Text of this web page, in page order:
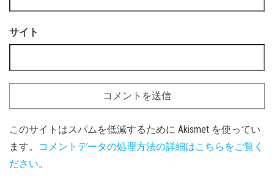
サイト
このサイトはスパムを低減するために Akismet を使ってい
ます。
コメントデータの処理方法の詳細はこちらをご覧く
ださい。